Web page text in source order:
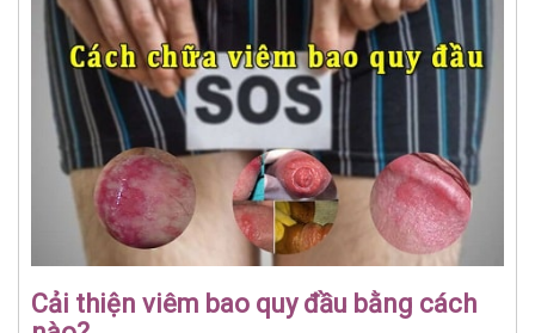
Cải thiện viêm bao quy đầu bằng cách